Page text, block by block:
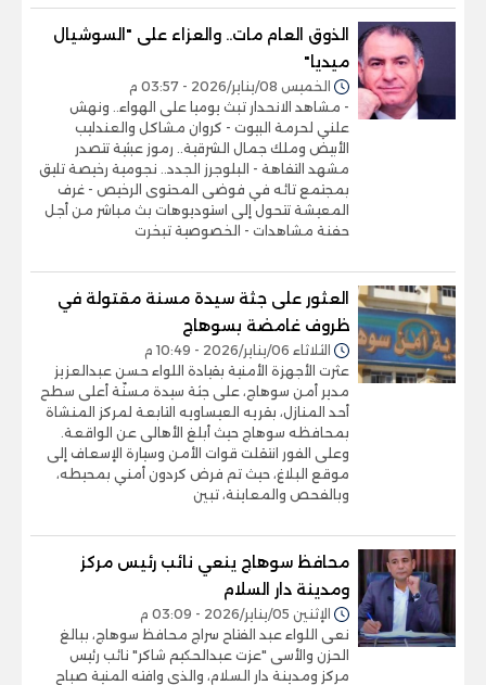
الذوق العام مات.. والعزاء على "السوشيال
ميديا"
الخميس 08/يناير/2026 - 03:57 م
- مشاهد الانحدار تبث يوميا على الهواء.. ونهش
علني لحرمة البيوت - كروان مشاكل والعندليب
الأبيض وملك جمال الشرقية.. رموز عبثية تتصدر
مشهد التفاهة - البلوجرز الجدد.. نجومية رخيصة تليق
بمجتمع تائه في فوضى المحتوى الرخيص - غرف
المعيشة تتحول إلى استوديوهات بث مباشر من أجل
حفنة مشاهدات - الخصوصية تبخرت
العثور على جثة سيدة مسنة مقتولة في
ظروف غامضة بسوهاج
الثلاثاء 06/يناير/2026 - 10:49 م
عثرت الأجهزة الأمنية بقيادة اللواء حسن عبدالعزيز
مدير أمن سوهاج، على جثة سيدة مسنّة أعلى سطح
أحد المنازل، بقريه العيساويه التابعة لمركز المنشاة
بمحافظه سوهاج حيث أبلغ الأهالى عن الواقعة.
وعلى الفور انتقلت قوات الأمن وسيارة الإسعاف إلى
موقع البلاغ، حيث تم فرض كردون أمني بمحيطه،
وبالفحص والمعاينة، تبين
محافظ سوهاج ينعي نائب رئيس مركز
ومدينة دار السلام
الإثنين 05/يناير/2026 - 03:09 م
نعى اللواء عبد الفتاح سراج محافظ سوهاج، ببالغ
الحزن والأسى "عزت عبدالحكيم شاكر" نائب رئيس
مركز ومدينة دار السلام، والذي وافته المنية صباح